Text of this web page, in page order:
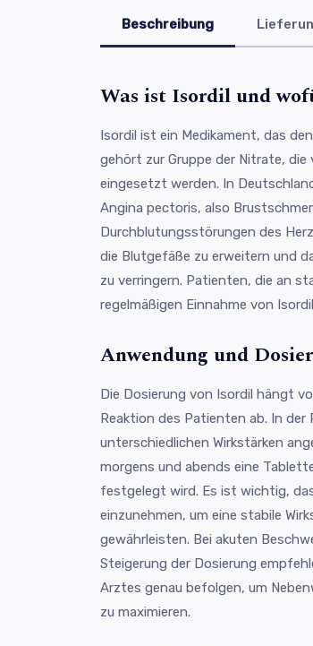
Beschreibung
Was ist Isordil und
Isordil ist ein Medikament, das
gehört zur Gruppe der Nitrate, die
eingesetzt werden. In
Angina pectoris, also
Durchblutungsstörungen des
die Blutgefäße zu erweitern und
zu verringern. Patienten, die an
regelmäßigen Einnahme von
Anwendung und
Die Dosierung von Isordil hängt
Reaktion des Patienten ab. In
unterschiedlichen Wirkstärken
morgens und abends eine
festgelegt wird. Es ist wichtig,
einzunehmen, um eine stabile
gewährleisten. Bei akuten
Steigerung der Dosierung
Arztes genau befolgen, um
zu maximieren.